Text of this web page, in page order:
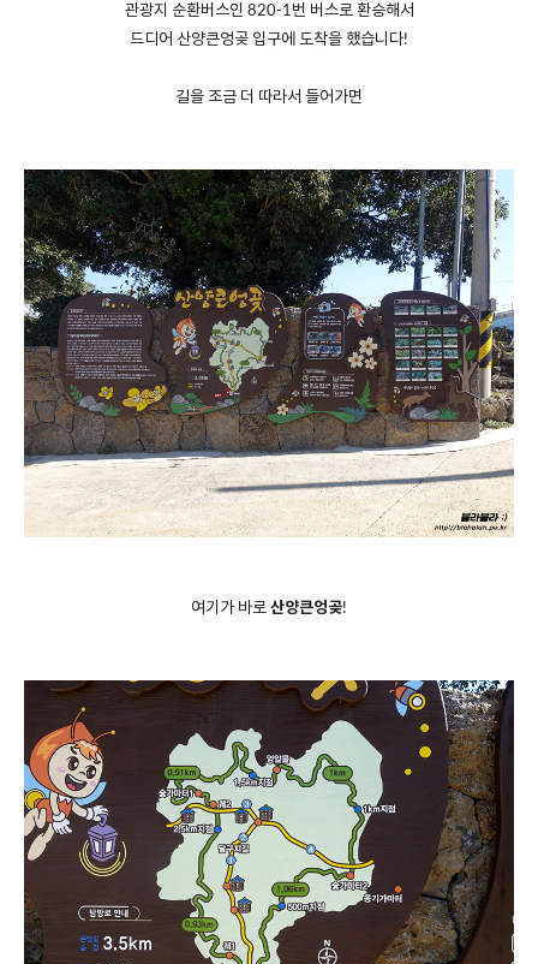
관광지 순환버스인 820-1번 버스로 환승해서
드디어 산양큰엉곶 입구에 도착을 했습니다!
길을 조금 더 따라서 들어가면
여기가 바로 산양큰엉곶!